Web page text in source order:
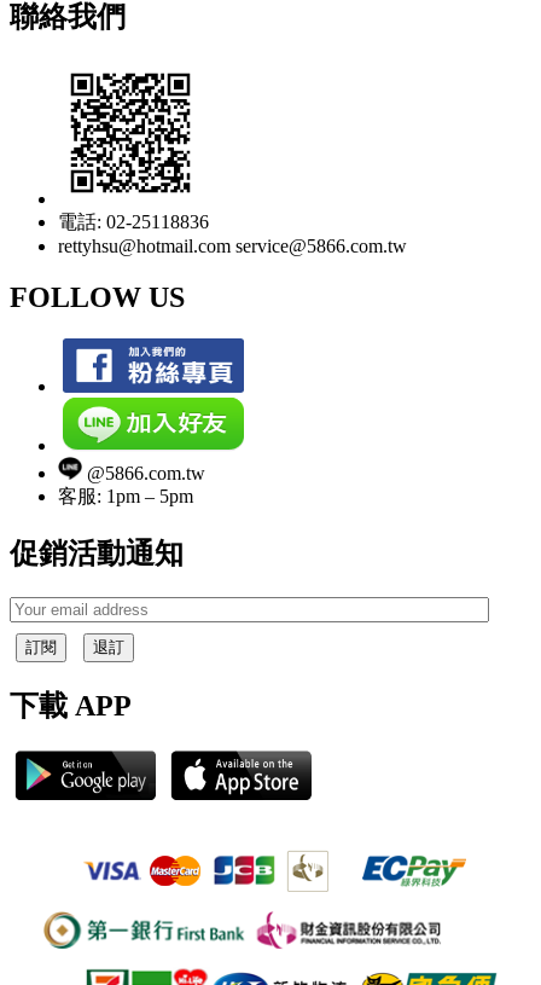
聯絡我們
電話: 02-25118836
rettyhsu@hotmail.com service@5866.com.tw
FOLLOW US
@5866.com.tw
客服: 1pm – 5pm
促銷活動通知
訂閱 退訂
下載 APP